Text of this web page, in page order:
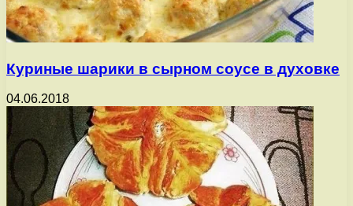
Куриные шарики в сырном соусе в духовке
04.06.2018